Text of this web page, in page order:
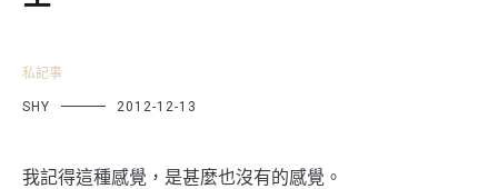
私記事
SHY 2012-12-13
我記得這種感覺，是甚麼也沒有的感覺。